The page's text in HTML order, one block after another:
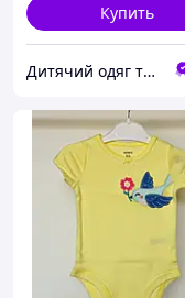
Купить
Дитячий одяг та текстиль Trendy Tot